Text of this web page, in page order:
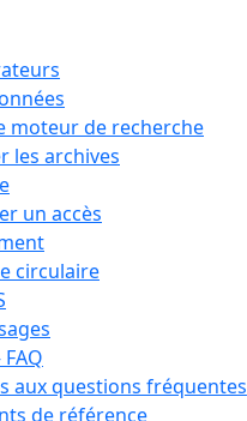
moteur de recherche
les archives
un accès
circulaire
aux questions fréquentes
de référence